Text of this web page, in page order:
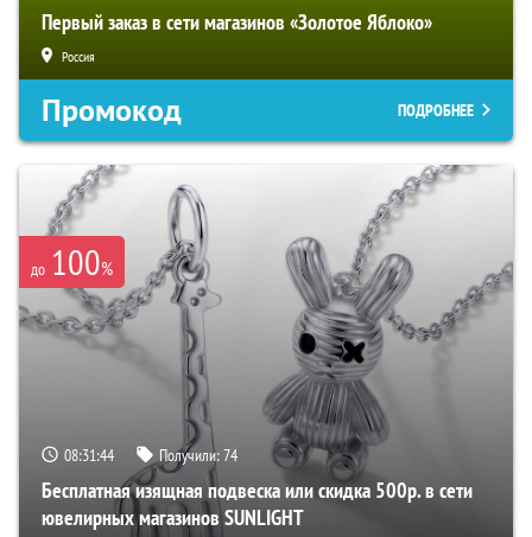
Первый заказ в сети магазинов «Золотое Яблоко»
Россия
Промокод ПОДРОБНЕЕ
до 100%
08:31:43 Получили:74
Бесплатная изящная подвеска или скидка 500р. в сети
ювелирных магазинов SUNLIGHT